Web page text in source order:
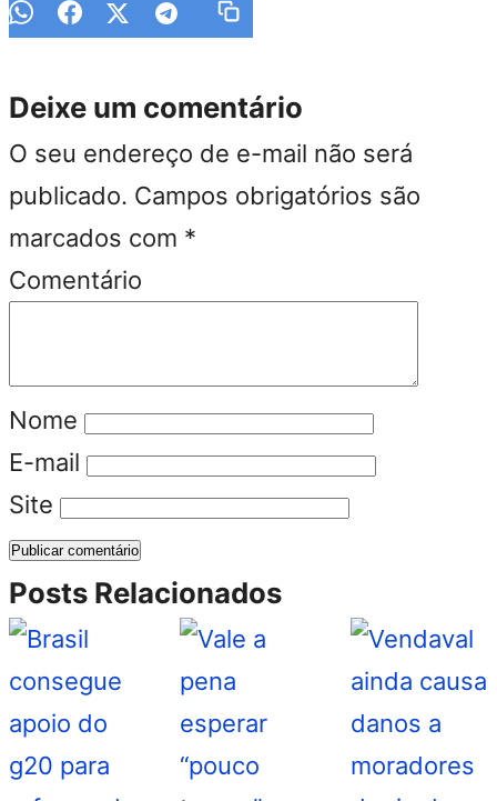
Deixe um comentário
O seu endereço de e-mail não será
publicado. Campos obrigatórios são
marcados com *
Comentário
Nome
E-mail
Site
Posts Relacionados